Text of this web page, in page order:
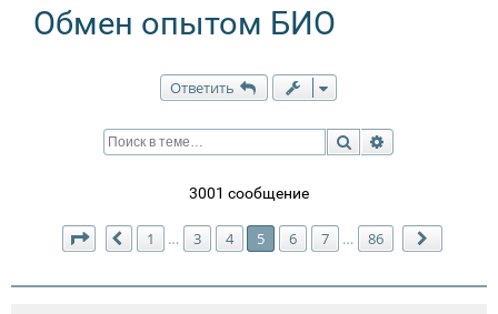
Обмен опытом БИО
Ответить
Поиск
3001 сообщение
Страница 5из 86
Пред.
1 … 3 4 5 6 7 … 86